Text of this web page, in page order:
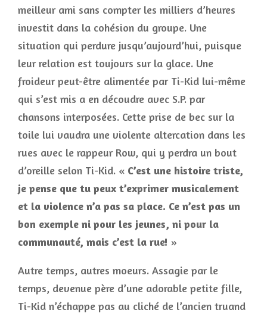
meilleur ami sans compter les milliers d’heures
investit dans la cohésion du groupe. Une
situation qui perdure jusqu’aujourd’hui, puisque
leur relation est toujours sur la glace. Une
froideur peut-être alimentée par Ti-Kid lui-même
qui s’est mis a en découdre avec S.P. par
chansons interposées. Cette prise de bec sur la
toile lui vaudra une violente altercation dans les
rues avec le rappeur Row, qui y perdra un bout
d’oreille selon Ti-Kid. « C’est une histoire triste,
je pense que tu peux t’exprimer musicalement
et la violence n’a pas sa place. Ce n’est pas un
bon exemple ni pour les jeunes, ni pour la
communauté, mais c’est la rue! »
Autre temps, autres moeurs. Assagie par le
temps, devenue père d’une adorable petite fille,
Ti-Kid n’échappe pas au cliché de l’ancien truand